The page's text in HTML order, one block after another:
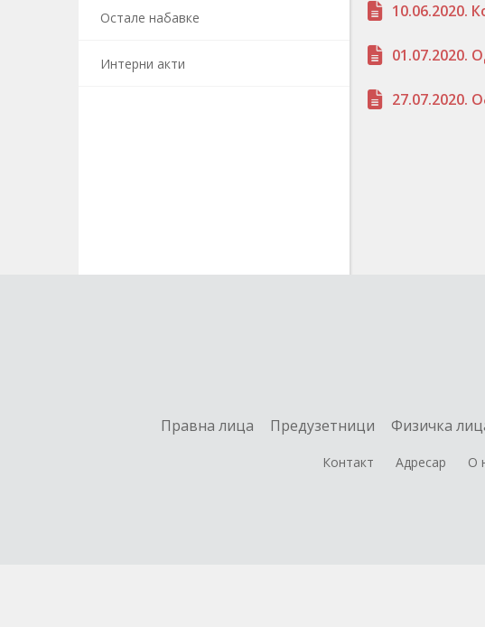
Остале набавке
Интерни акти
10.06.2020.
01.07.2020.
27.07.2020.
Правна лица Предузетници Физичка
Контакт Адресар О